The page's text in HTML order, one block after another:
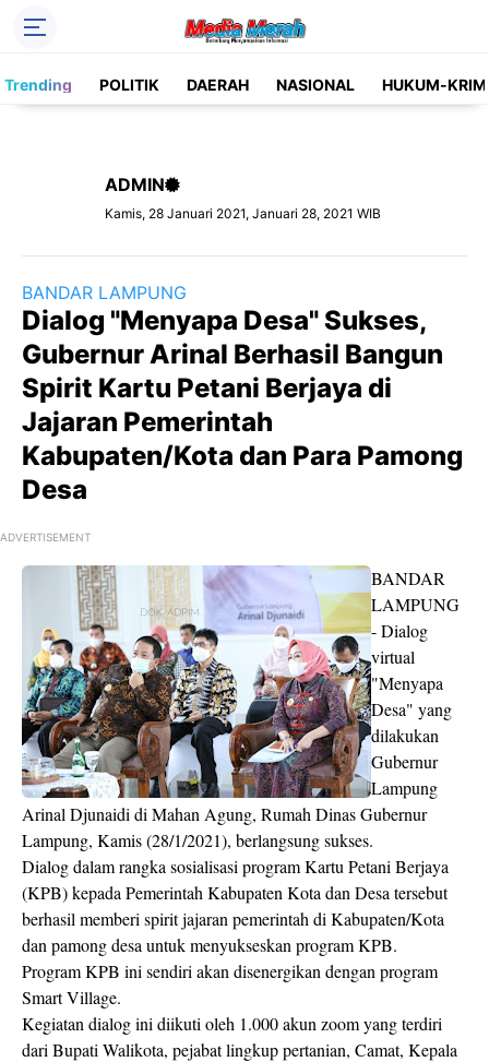
Header Social Media
Facebook
YouTube
Trending POLITIK DAERAH NASIONAL HUKUM-
ADMIN
Kamis, 28 Januari 2021, Januari 28, 2021 WIB
BANDAR LAMPUNG
Dialog "Menyapa Desa" Sukses,
Gubernur Arinal Berhasil Bangun
Spirit Kartu Petani Berjaya di
Jajaran Pemerintah
Kabupaten/Kota dan Para Pamong
Desa
ADVERTISEMENT
BANDAR
LAMPUNG
- Dialog
virtual
"Menyapa
Desa" yang
dilakukan
Gubernur
Lampung
Arinal Djunaidi di Mahan Agung, Rumah Dinas Gubernur
Lampung, Kamis (28/1/2021), berlangsung sukses.
Dialog dalam rangka sosialisasi program Kartu Petani Berjaya
(KPB) kepada Pemerintah Kabupaten Kota dan Desa tersebut
berhasil memberi spirit jajaran pemerintah di Kabupaten/Kota
dan pamong desa untuk menyukseskan program KPB.
Program KPB ini sendiri akan disenergikan dengan program
Smart Village.
Kegiatan dialog ini diikuti oleh 1.000 akun zoom yang terdiri
dari Bupati Walikota, pejabat lingkup pertanian, Camat, Kepala